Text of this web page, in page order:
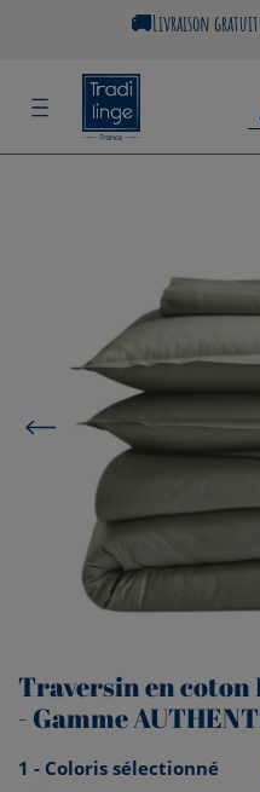
🚚Livraison
Traversin en coton
- Gamme
1 - Coloris sélectionné